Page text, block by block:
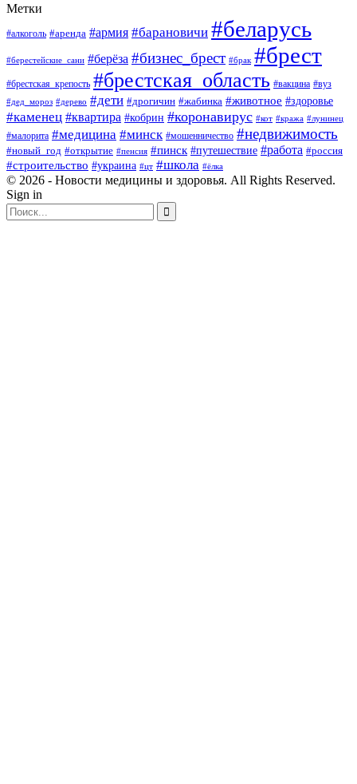
Метки
#алкоголь #аренда #армия #барановичи #беларусь
#берестейские_сани #берёза #бизнес_брест #брак #брест
#брестская_крепость #брестская_область #вакцина #вуз
#дед_мороз #дерево #дети #дрогичин #жабинка #животное #здоровье
#каменец #квартира #кобрин #коронавирус #кот #кража #лунинец
#малорита #медицина #минск #мошенничество #недвижимость
#новый_год #открытие #пенсия #пинск #путешествие #работа #россия
#строительство #украина #цт #школа #ёлка
© 2026 - Новости медицины и здоровья. All Rights Reserved.
Sign in